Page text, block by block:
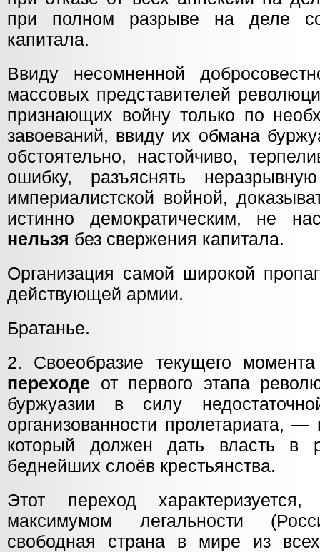
при полном разрыве на деле
капитала.
Ввиду несомненной
массовых представителей
признающих войну только по
завоеваний, ввиду их обмана
обстоятельно, настойчиво,
ошибку, разъяснять
империалистской войной,
истинно демократическим, не
нельзя без свержения капитала.
Организация самой широкой
действующей армии.
Братанье.
2. Своеобразие текущего
переходе от первого этапа
буржуазии в силу
организованности пролетариата, —
который должен дать власть в
беднейших слоёв крестьянства.
Этот переход
максимумом легальности
свободная страна в мире из